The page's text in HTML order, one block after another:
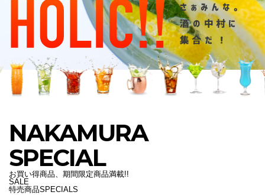
NAKAMURA
SPECIAL
お買い得商品、期間限定商品満載!!
SALE
特売商品SPECIALS